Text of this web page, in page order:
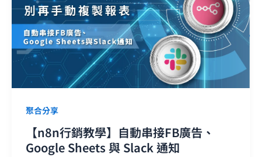
聚合分享
【n8n行銷教學】自動串接FB廣告、
Google Sheets 與 Slack 通知